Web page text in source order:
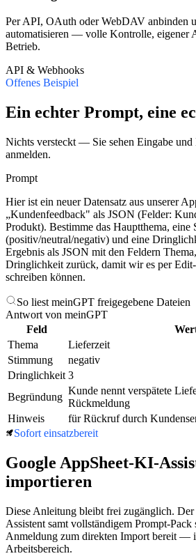
Per API, OAuth oder WebDAV anbinden
automatisieren — volle Kontrolle, eigener
Betrieb.
API & Webhooks
Offenes Beispiel
Ein echter Prompt, eine
Nichts versteckt — Sie sehen Eingabe und
anmelden.
Prompt
Hier ist ein neuer Datensatz aus unserer
„Kundenfeedback" als JSON (Felder:
Produkt). Bestimme das Hauptthema, eine
(positiv/neutral/negativ) und eine
Ergebnis als JSON mit den Feldern
Dringlichkeit zurück, damit wir es per
schreiben können.
So liest meinGPT freigegebene Dateien
Antwort von meinGPT
Feld
Thema
Lieferzeit
Stimmung
negativ
Dringlichkeit 3
Begründung
Kunde nennt verspätete
Rückmeldung
Hinweis
für Rückruf durch
Sofort einsatzbereit
Google AppSheet-KI-
importieren
Diese Anleitung bleibt frei zugänglich.
Assistent samt vollständigem Prompt-Pack
Anmeldung zum direkten Import bereit —
Arbeitsbereich.